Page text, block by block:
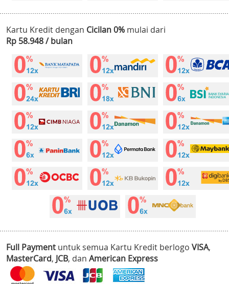
Kartu Kredit dengan Cicilan 0% mulai dari
Rp 58.948 / bulan
Full Payment untuk semua Kartu Kredit berlogo VISA,
MasterCard, JCB, dan American Express